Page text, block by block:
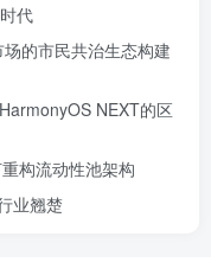
代
的市民共治生态构建
NEXT的区
构流动性池架构
业翘楚